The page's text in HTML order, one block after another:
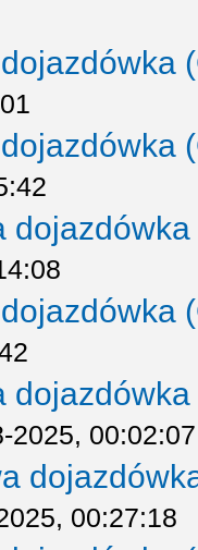
2025, 00:02:07
00:27:18